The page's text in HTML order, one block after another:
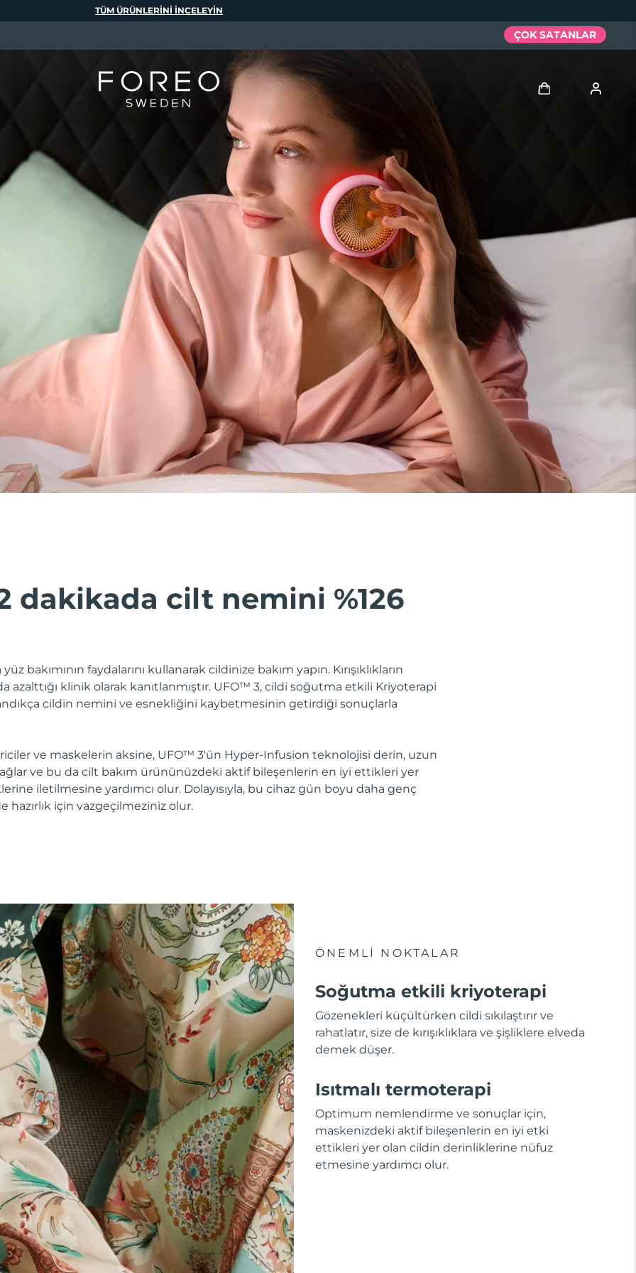
dakikada cilt nemini %126
bakımının faydalarını kullanarak cildinize bakım yapın. Kırışıklıkların
azalttığı klinik olarak kanıtlanmıştır. UFO™ 3, cildi soğutma etkili Kriyoterapi
cildin nemini ve esnekliğini kaybetmesinin getirdiği sonuçlarla
ve maskelerin aksine, UFO™ 3'ün Hyper-Infusion teknolojisi derin, uzun
ve bu da cilt bakım ürününüzdeki aktif bileşenlerin en iyi ettikleri yer
iletilmesine yardımcı olur. Dolayısıyla, bu cihaz gün boyu daha genç
hazırlık için vazgeçilmeziniz olur.
ÖNEMLİ NOKTALAR
Soğutma etkili kriyoterapi
Gözenekleri küçültürken cildi sıkılaştırır ve
rahatlatır, size de kırışıklıklara ve şişliklere elveda
demek düşer.
Isıtmalı termoterapi
Optimum nemlendirme ve sonuçlar için,
maskenizdeki aktif bileşenlerin en iyi etki
ettikleri yer olan cildin derinliklerine nüfuz
etmesine yardımcı olur.
TÜM ÜRÜNLERINI INCELEYIN
ÇOK SATANLAR
Siparişlerim
Aboneliklerim